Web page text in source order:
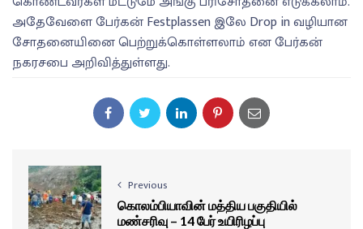
அதேவேளை பேர்கன் Festplassen இலே Drop in வழியான
சோதனையினை பெற்றுக்கொள்ளலாம் என பேர்கன்
நகரசபை அறிவித்துள்ளது.
Previous
கொலம்பியாவின் மத்திய பகுதியில்
மண்சரிவு – 14 பேர் உயிரிழப்பு